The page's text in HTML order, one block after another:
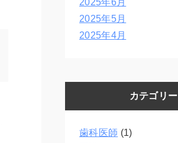
2025年6月
2025年5月
2025年4月
カテゴリー
歯科医師 (1)